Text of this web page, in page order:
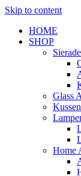
Skip to content
HOME
SHOP
Glass
Home